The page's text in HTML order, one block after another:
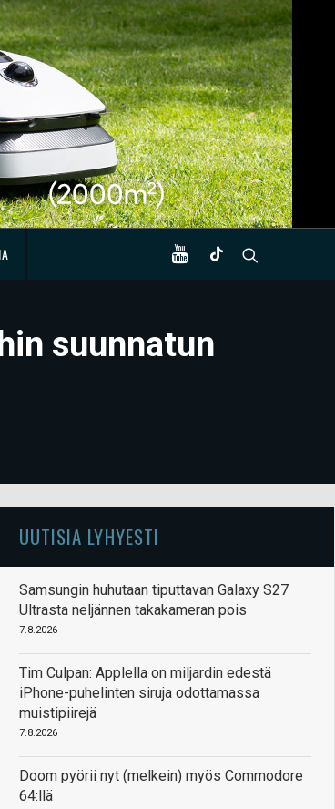
suunnatun
UUTISIA LYHYESTI
Samsungin huhutaan tiputtavan Galaxy S27
Ultrasta neljännen takakameran pois
7.8.2026
Tim Culpan: Applella on miljardin edestä
iPhone-puhelinten siruja odottamassa
muistipiirejä
7.8.2026
Doom pyörii nyt (melkein) myös Commodore
64:llä